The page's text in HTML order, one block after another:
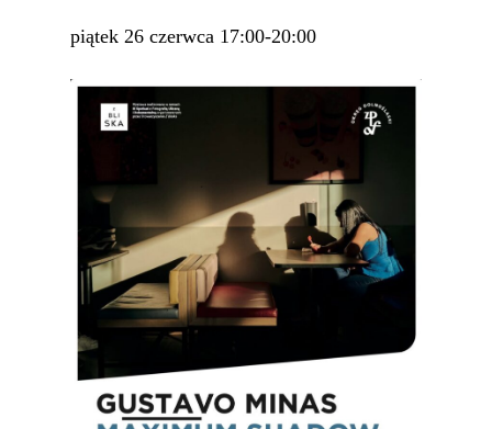
piątek 26 czerwca 17:00-20:00